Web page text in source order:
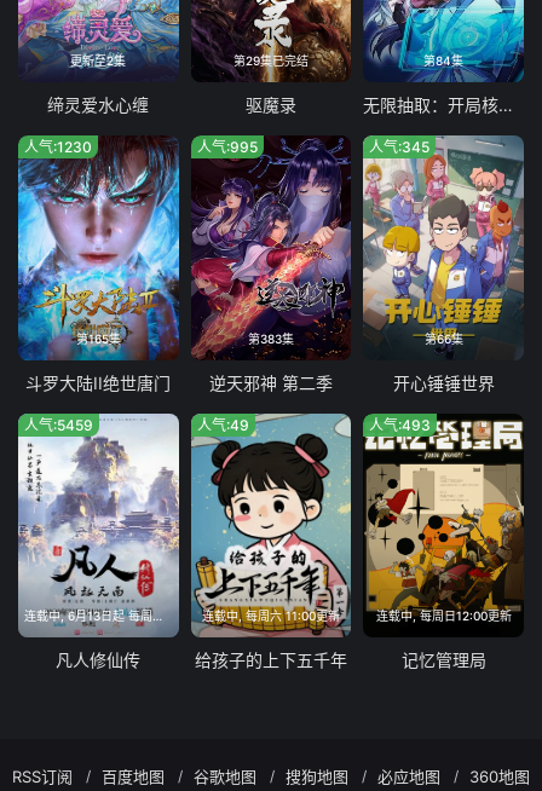
更新至2集
缔灵爱水心缠
第29集已完结
驱魔录
第84集
无限抽取：开局核平修仙世界
第165集
人气:1230
斗罗大陆II绝世唐门
第383集
人气:995
逆天邪神 第二季
第66集
人气:345
开心锤锤世界
连载中, 6月13日起 每周六11:00
人气:5459
凡人修仙传
连载中, 每周六 11:00更新
人气:49
给孩子的上下五千年
连载中, 每周日12:00更新
人气:493
记忆管理局
RSS订阅 百度地图 谷歌地图 搜狗地图 必应地图 360地图